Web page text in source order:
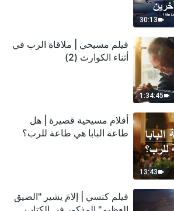
30:13
1:34:45
فيلم مسيحي | ملاقاة الرب في
أثناء الكوارث (2)
13:43
أفلام مسيحية قصيرة | هل
طاعة البابا هي طاعة للرب؟
فيلم كنسي | إلامَ يشير "الضيق